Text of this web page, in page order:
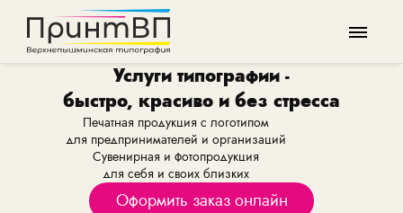
Услуги типографии -
быстро, красиво и без стресса
Печатная продукция с логотипом
для предпринимателей и организаций
Сувенирная и фотопродукция
для себя и своих близких
Оформить заказ онлайн